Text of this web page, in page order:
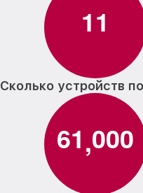
11
Сколько устройств
61,000